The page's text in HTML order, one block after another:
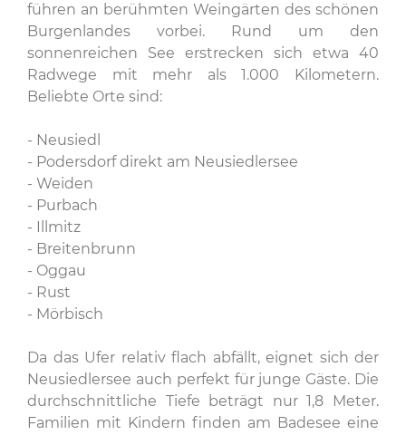
führen an berühmten Weingärten des schönen
Burgenlandes vorbei. Rund um den
sonnenreichen See erstrecken sich etwa 40
Radwege mit mehr als 1.000 Kilometern.
Beliebte Orte sind:
- Neusiedl
- Podersdorf direkt am Neusiedlersee
- Weiden
- Purbach
- Illmitz
- Breitenbrunn
- Oggau
- Rust
- Mörbisch
Da das Ufer relativ flach abfällt, eignet sich der
Neusiedlersee auch perfekt für junge Gäste. Die
durchschnittliche Tiefe beträgt nur 1,8 Meter.
Familien mit Kindern finden am Badesee eine